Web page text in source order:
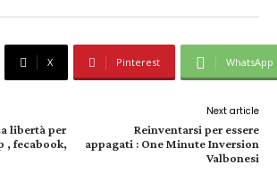
X Pinterest WhatsApp
libertà per
, fecabook,
Next article
Reinventarsi per essere
appagati : One Minute Inversion
Valbonesi